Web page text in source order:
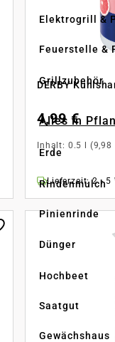
Elektrogrill &
Feuerstelle &
Grillzubehör
Alles in
Erde
Rindenmulch
Pinienrinde
Dünger
Hochbeet
Saatgut
Gewächshaus
DERBY
4,99 €
Inhalt: 0.5 l
Lieferzeit: 2 - 5